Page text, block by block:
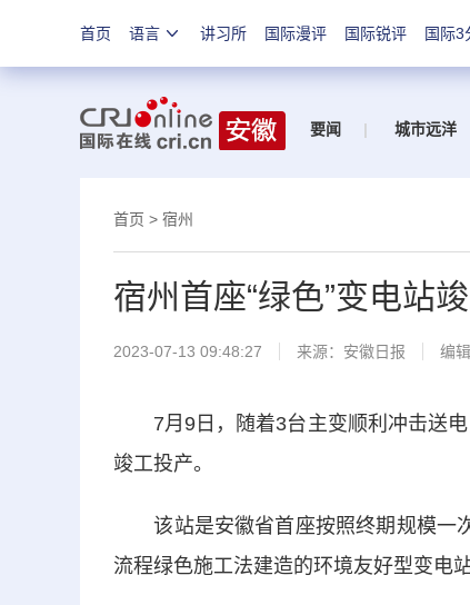
首页 语言 讲习所 国际漫评 国际锐评 国际3
要闻 | 城市远洋
首页 > 宿州
宿州首座“绿色”变电站
2023-07-13 09:48:27 来源： 安徽日报 编
7月9日，随着3台主变顺利冲击送电
竣工投产。
该站是安徽省首座按照终期规模一
流程绿色施工法建造的环境友好型变电站